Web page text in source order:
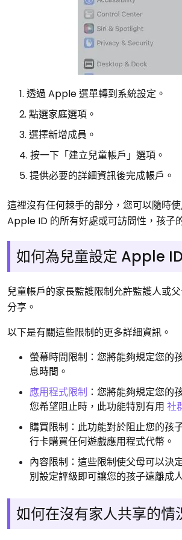
透過 Apple 選單轉到系統設定。
點選家庭選項。
選擇新增成員。
按一下「建立兒童帳戶」選項。
提供必要的詳細資訊後完成帳戶。
這裡沒有任何棘手的部分，您可以隨時
Apple ID 的所有好處或可訪問性，孩子
如何為兒童設定 Apple
兒童帳戶的家長監護限制允許監護人或
分享。
以下是有關這些限制的更多詳細資訊。
螢幕時間限制：您將能夠規定您的
息時間。
應用程式限制 ：您將能夠規定您的
您希望阻止時，此功能特別有用社
購買限制：此功能對於阻止您的孩
行卡購買任何遊戲應用程式代幣。
內容限制：這些限制使父母可以決
別設定評級即可讓您的孩子遠離成
如何在沒有家人共享的